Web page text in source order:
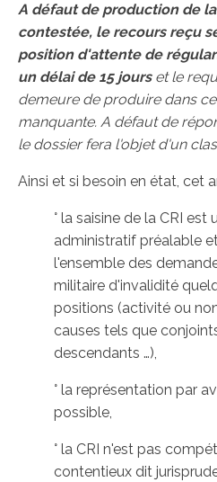
A défaut de production de
contestée, le recours reçu
position d'attente de
un délai de 15 jours et le
demeure de produire dans
manquante. A défaut de
le dossier fera l'objet d'un
Ainsi et si besoin en état, cet
° la saisine de la CRI est
administratif préalable
l'ensemble des
militaire d'invalidité
positions (activité ou
causes tels que
descendants …),
° la représentation par
possible,
° la CRI n'est pas
contentieux dit